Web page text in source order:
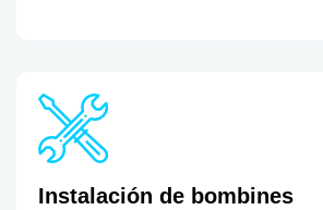
Instalación de bombines